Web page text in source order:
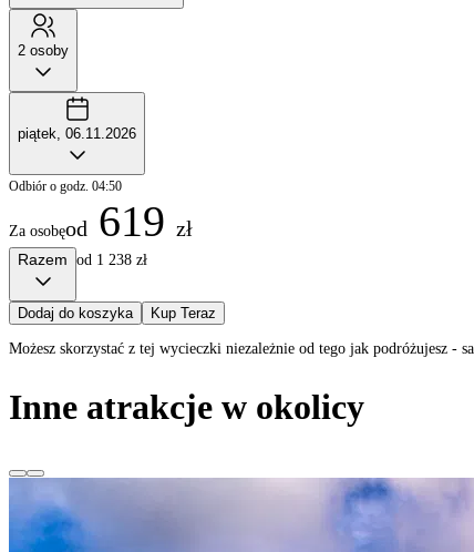
2 osoby
piątek, 06.11.2026
Odbiór o godz. 04:50
Za osobęod 619 zł
Razem od 1 238 zł
Dodaj do koszyka Kup Teraz
Możesz skorzystać z tej wycieczki niezależnie od tego jak podróżujesz -
Inne atrakcje w okolicy